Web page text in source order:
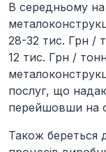
В середньому
28-32 тис. Грн /
12 тис. Грн /
послуг, що
перейшовши на
Також береться